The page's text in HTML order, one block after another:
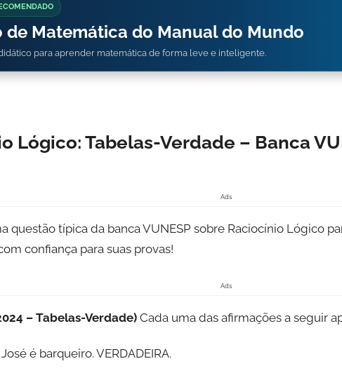
de Matemática do Manual do Mundo
para aprender matemática de forma leve e inteligente.
Lógico: Tabelas-Verdade – Banca
Ads
questão típica da banca VUNESP sobre Raciocínio Lógico
confiança para suas provas!
Ads
– Tabelas-Verdade)Cada uma das afirmações a seguir
é barqueiro. VERDADEIRA.